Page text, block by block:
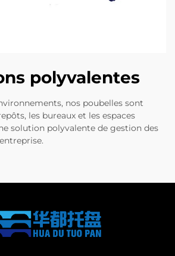
polyvalentes
nos poubelles sont
les bureaux et les espaces
solution polyvalente de gestion des